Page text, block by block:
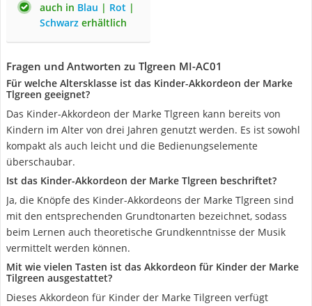
auch in Blau | Rot |
Schwarz erhältlich
Fragen und Antworten zu Tlgreen MI-AC01
Für welche Altersklasse ist das Kinder-Akkordeon der Marke
Tlgreen geeignet?
Das Kinder-Akkordeon der Marke Tlgreen kann bereits von
Kindern im Alter von drei Jahren genutzt werden. Es ist sowohl
kompakt als auch leicht und die Bedienungselemente
überschaubar.
Ist das Kinder-Akkordeon der Marke Tlgreen beschriftet?
Ja, die Knöpfe des Kinder-Akkordeons der Marke Tlgreen sind
mit den entsprechenden Grundtonarten bezeichnet, sodass
beim Lernen auch theoretische Grundkenntnisse der Musik
vermittelt werden können.
Mit wie vielen Tasten ist das Akkordeon für Kinder der Marke
Tilgreen ausgestattet?
Dieses Akkordeon für Kinder der Marke Tilgreen verfügt